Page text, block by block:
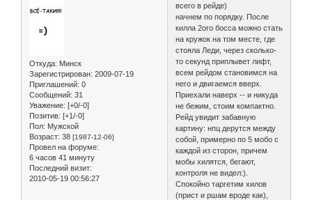
Откуда: Минск
Зарегистрирован: 2009-07-19
Приглашений: 0
Сообщений: 31
Уважение: [+0/-0]
Позитив: [+1/-0]
Пол: Мужской
Возраст: 38 [1987-12-06]
Провел на форуме:
6 часов 41 минуту
Последний визит:
2010-05-19 00:56:27
всего в рейде)
начнем по порядку. После
килла 2ого босса можно стать
на кружок на том месте, где
стояла Леди, через сколько-
то секунд приплывет лифт,
всем рейдом становимся на
него и двигаемся вверх.
Приехали наверх -- и никуда
не бежим, стоим компактно.
Рейд увидит забавную
картину: нпц дерутся между
собой, примерно по 5 мобо с
каждой из сторон, причем
мобы хилятся, бегают,
контроля не видел:).
Спокойно таргетим хилов
(прист и ршам вроде как),